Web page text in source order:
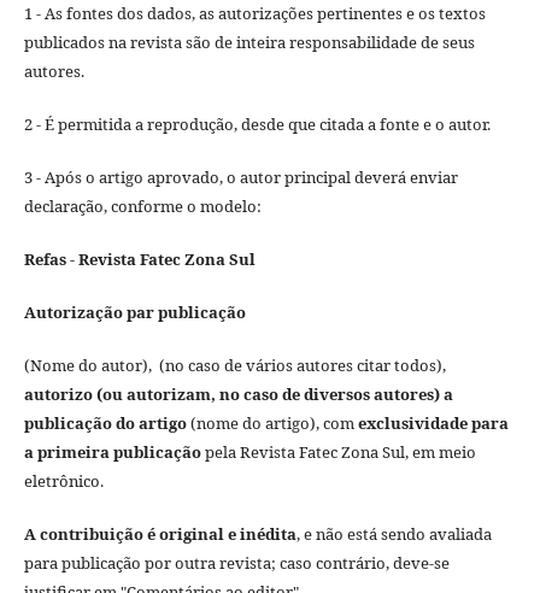
1 - As fontes dos dados, as autorizações pertinentes e os textos
publicados na revista são de inteira responsabilidade de seus
autores.
2 - É permitida a reprodução, desde que citada a fonte e o autor.
3 - Após o artigo aprovado, o autor principal deverá enviar
declaração, conforme o modelo:
Refas - Revista Fatec Zona Sul
Autorização par publicação
(Nome do autor), (no caso de vários autores citar todos),
autorizo (ou autorizam, no caso de diversos autores) a
publicação do artigo(nome do artigo), comexclusividade para
a primeira publicaçãopela Revista Fatec Zona Sul, em meio
eletrônico.
A contribuição é original e inédita, e não está sendo avaliada
para publicação por outra revista; caso contrário, deve-se